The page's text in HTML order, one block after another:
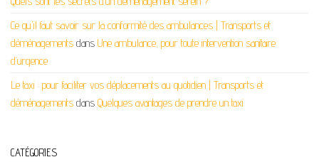
Ce qu'il faut savoir sur la conformité des ambulances | Transports et
déménagements dans Une ambulance, pour toute intervention sanitaire
d’urgence
Le taxi : pour faciliter vos déplacements au quotidien | Transports et
déménagements dans Quelques avantages de prendre un taxi
CATÉGORIES